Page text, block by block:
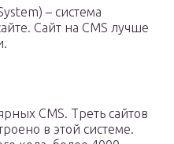
– система
Сайт на CMS лучше
CMS. Треть сайтов
в этой системе.